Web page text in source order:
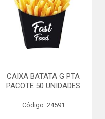
CAIXA BATATA G PTA
PACOTE 50 UNIDADES
Código: 24591